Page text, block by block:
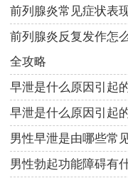
前列腺炎常见症状表
前列腺炎反复发作怎
全攻略
早泄是什么原因引起
早泄是什么原因引起
男性早泄是由哪些常
男性勃起功能障碍有